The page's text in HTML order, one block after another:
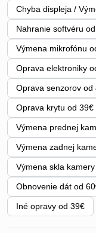
Chyba displeja /
Nahranie softvéru
Výmena mikrofónu
Oprava elektroniky
Oprava senzorov od
Oprava krytu od 39€
Výmena prednej
Výmena zadnej
Výmena skla
Obnovenie dát od
Iné opravy od 39€